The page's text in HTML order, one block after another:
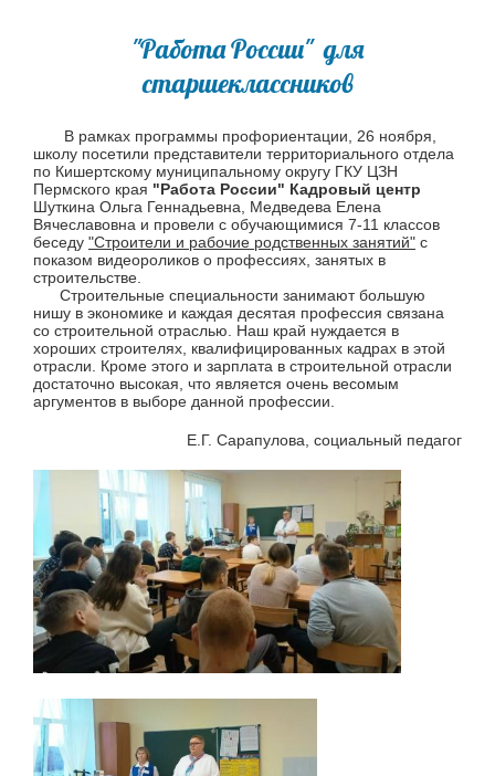
"Работа России" для
старшеклассников
В рамках программы профориентации, 26 ноября,
школу посетили представители территориального отдела
по Кишертскому муниципальному округу ГКУ ЦЗН
Пермского края "Работа России" Кадровый центр
Шуткина Ольга Геннадьевна, Медведева Елена
Вячеславовна и провели с обучающимися 7-11 классов
беседу "Строители и рабочие родственных занятий" с
показом видеороликов о профессиях, занятых в
строительстве.
Строительные специальности занимают большую
нишу в экономике и каждая десятая профессия связана
со строительной отраслью. Наш край нуждается в
хороших строителях, квалифицированных кадрах в этой
отрасли. Кроме этого и зарплата в строительной отрасли
достаточно высокая, что является очень весомым
аргументов в выборе данной профессии.
Е.Г. Сарапулова, социальный педагог